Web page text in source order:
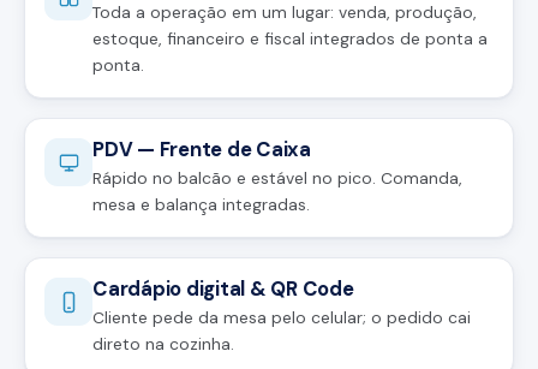
Toda a operação em um lugar: venda, produção,
estoque, financeiro e fiscal integrados de ponta a
ponta.
PDV — Frente de Caixa
Rápido no balcão e estável no pico. Comanda,
mesa e balança integradas.
Cardápio digital & QR Code
Cliente pede da mesa pelo celular; o pedido cai
direto na cozinha.